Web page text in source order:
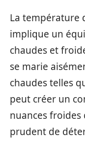
La température
implique un
chaudes et
se marie
chaudes telles
peut créer un
nuances froides
prudent de